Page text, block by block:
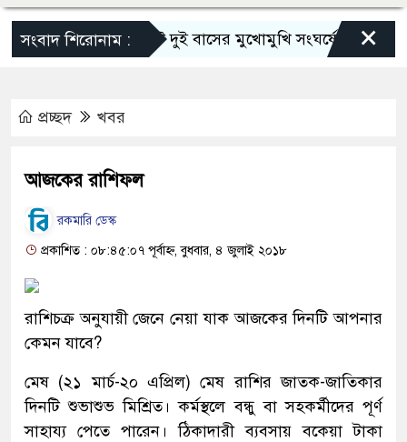
সংবাদ শিরোনাম :
সিলেটে দুই বাসের মুখোমুখি সংঘর্ষে নিহত বেড়ে ৯
×
প্রচ্ছদ খবর
আজকের রাশিফল
রকমারি ডেস্ক
প্রকাশিত : ০৮:৪৫:০৭ পূর্বাহ্ন, বুধবার, ৪ জুলাই ২০১৮
রাশিচক্র অনুযায়ী জেনে নেয়া যাক আজকের দিনটি আপনার
কেমন যাবে?
মেষ (২১ মার্চ-২০ এপ্রিল) মেষ রাশির জাতক-জাতিকার
দিনটি শুভাশুভ মিশ্রিত। কর্মস্থলে বন্ধু বা সহকর্মীদের পূর্ণ
সাহায্য পেতে পারেন। ঠিকাদারী ব্যবসায় বকেয়া টাকা